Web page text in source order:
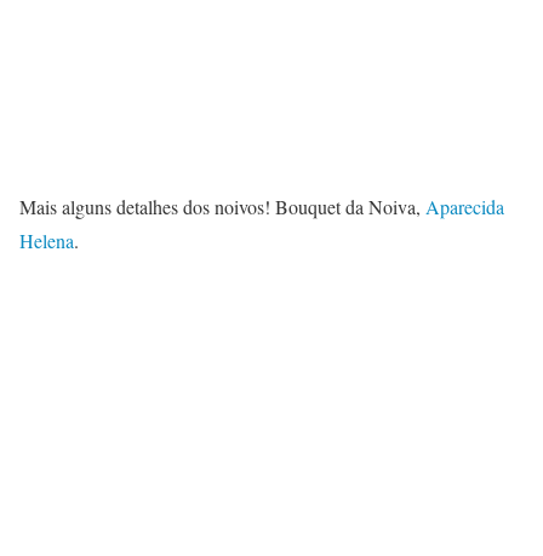
Mais alguns detalhes dos noivos! Bouquet da Noiva, Aparecida
Helena.